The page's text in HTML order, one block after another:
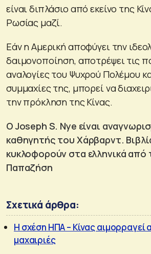
είναι διπλάσιο από εκείνο της
Ρωσίας μαζί.
Εάν η Αμερική αποφύγει την
δαιμονοποίηση, αποτρέψει τις
αναλογίες του Ψυχρού Πολέμου
συμμαχίες της, μπορεί να
την πρόκληση της Κίνας.
Ο Joseph S. Nye είναι
καθηγητής του Χάρβαρντ.
κυκλοφορούν στα ελληνικά από
Παπαζήση
Σχετικά άρθρα:
Η σχέση ΗΠΑ – Κίνας αιμορραγεί
μαχαιριές